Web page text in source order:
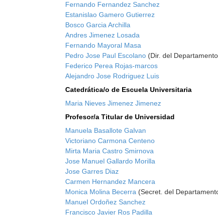
Fernando Fernandez Sanchez
Estanislao Gamero Gutierrez
Bosco Garcia Archilla
Andres Jimenez Losada
Fernando Mayoral Masa
Pedro Jose Paul Escolano (Dir. del
Federico Perea Rojas-marcos
Alejandro Jose Rodriguez Luis
Catedrática/o de Escuela Universitaria
Maria Nieves Jimenez Jimenez
Profesor/a Titular de Universidad
Manuela Basallote Galvan
Victoriano Carmona Centeno
Mirta Maria Castro Smirnova
Jose Manuel Gallardo Morilla
Jose Garres Diaz
Carmen Hernandez Mancera
Monica Molina Becerra (Secret. del
Manuel Ordoñez Sanchez
Francisco Javier Ros Padilla